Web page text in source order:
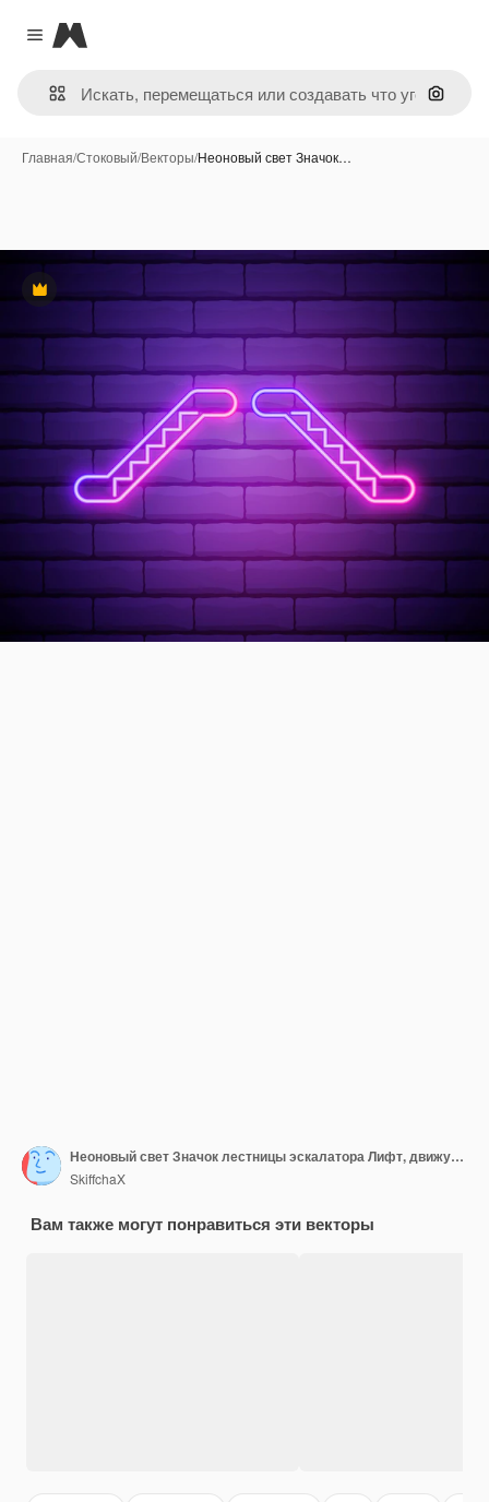
Close menu
Magnific
Поиск
Главная/Стоковый/Векторы/Неоновый свет Значок…
Премиум
Неоновый свет Значок лестницы эскалатора Лифт, движущийся по лестнице вниз и вверх символ Светящийся графический дизайн Кирпичная стена Вектор
SkiffchaX
Вам также могут понравиться эти векторы